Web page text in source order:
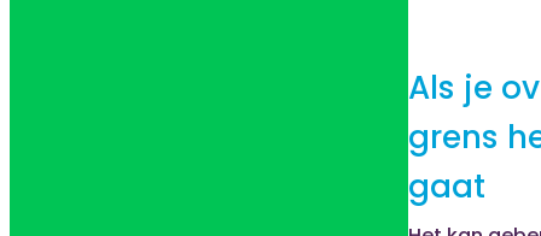
Als je
grens
gaat